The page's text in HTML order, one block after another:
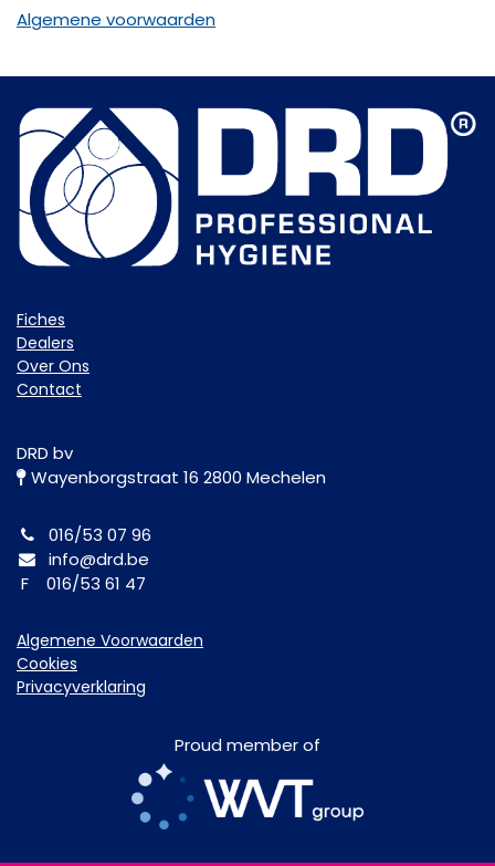
Algemene voorwaarden
Fiche​s
Dealers
Over Ons
Contact
DRD bv
Wayenborgstraat 16 2800 Mechelen
016/53 07 96
info@drd.be
F 016/53 61 47
Algemene Voorwaarden
Cookies
Privacyverklaring
Proud member of